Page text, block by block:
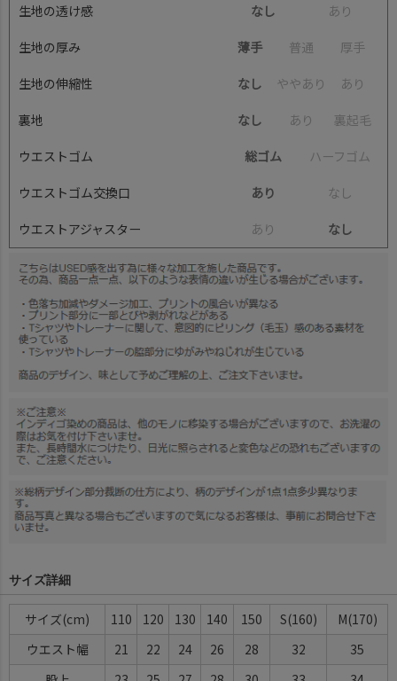
生地の透け感 なし あ り
生地の厚み 薄手 普通 厚手
生地の伸縮性 なし ややあ り あ り
裏地 なし あ り 裏起毛
ウエストゴム 総ゴム ハーフ ゴ ム
ウエストゴム交換口 あり な し
ウエストアジャスター あ り なし
サイズ詳細
サイズ(cm) 110 120 130 140 150 S(160)
M(170)
ウエスト幅
21 22 24 26 28 32
35